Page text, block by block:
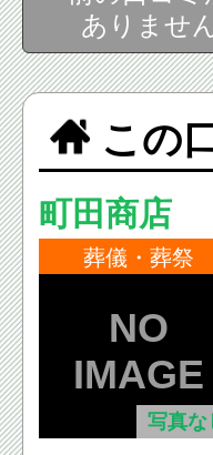
ありませ
この
町田商店
葬儀・葬祭
写真な